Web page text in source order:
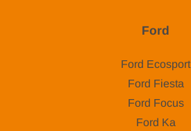
Ford
Ford Ecosport
Ford Fiesta
Ford Focus
Ford Ka